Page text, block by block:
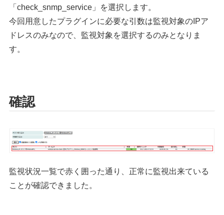
「check_snmp_service」を選択します。
今回用意したプラグインに必要な引数は監視対象のIPア
ドレスのみなので、監視対象を選択するのみとなりま
す。
確認
監視状況一覧で赤く囲った通り、正常に監視出来ている
ことが確認できました。